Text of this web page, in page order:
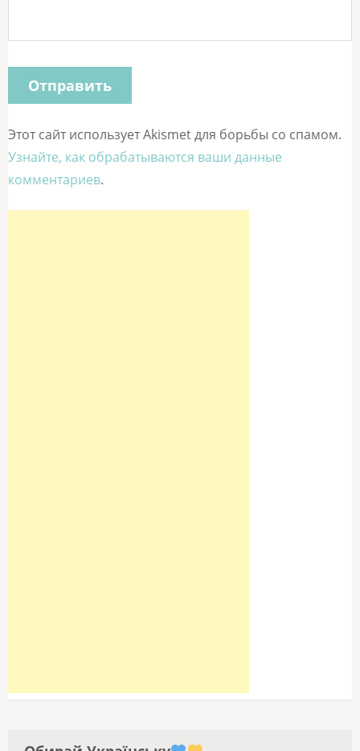
Этот сайт использует Akismet для борьбы со спамом.
Узнайте, как обрабатываются ваши данные
комментариев.